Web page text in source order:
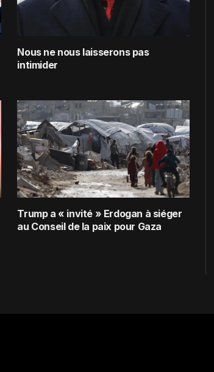
Nous ne nous laisserons pas
intimider
Trump a « invité » Erdogan à siéger
au Conseil de la paix pour Gaza